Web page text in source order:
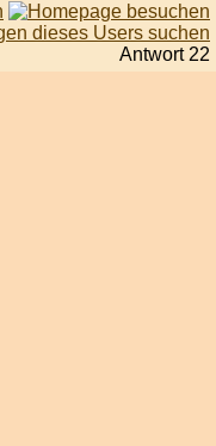
Antwort 22